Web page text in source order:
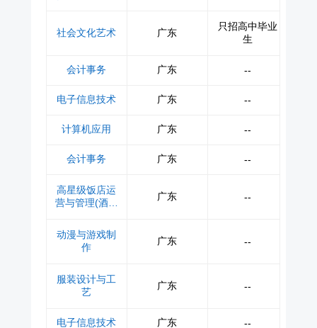
社会文化艺术 广东
只招高中毕业
生
会计事务 广东 --
电子信息技术 广东 --
计算机应用 广东 --
会计事务 广东 --
高星级饭店运
营与管理(酒店
广东 --
动漫与游戏制
作
广东 --
服装设计与工
艺
广东 --
电子信息技术 广东 --